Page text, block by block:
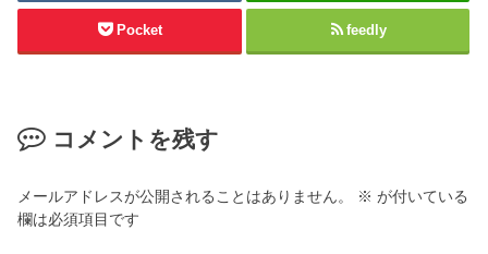
Pocket feedly
コメントを残す
メールアドレスが公開されることはありません。 ※ が付いている
欄は必須項目です